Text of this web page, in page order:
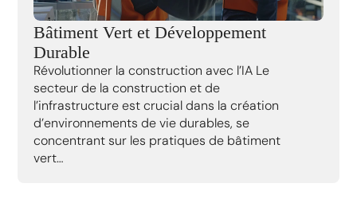
Bâtiment Vert et Développement
Durable
Révolutionner la construction avec l’IA Le
secteur de la construction et de
l’infrastructure est crucial dans la création
d’environnements de vie durables, se
concentrant sur les pratiques de bâtiment
vert…